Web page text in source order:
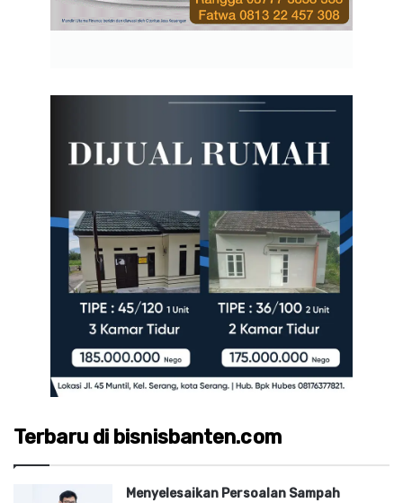
Terbaru di bisnisbanten.com
Menyelesaikan Persoalan Sampah